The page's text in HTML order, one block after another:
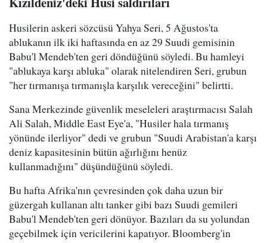
Husilerin askeri sözcüsü Yahya Seri, 5 Ağustos'ta
ablukanın ilk iki haftasında en az 29 Suudi gemisinin
Babu'l Mendeb'ten geri döndüğünü söyledi. Bu hamleyi
"ablukaya karşı abluka" olarak nitelendiren Seri, grubun
"her tırmanışa tırmanışla karşılık vereceğini" belirtti.
Sana Merkezinde güvenlik meseleleri araştırmacısı Salah
Ali Salah, Middle East Eye'a, "Husiler hala tırmanış
yönünde ilerliyor" dedi ve grubun "Suudi Arabistan'a karşı
deniz kapasitesinin bütün ağırlığını henüz
kullanmadığını" düşündüğünü söyledi.
Bu hafta Afrika'nın çevresinden çok daha uzun bir
güzergah kullanan altı tanker gibi bazı Suudi gemileri
Babu'l Mendeb'ten geri dönüyor. Bazıları da su yolundan
geçebilmek için vericilerini kapatıyor. Bloomberg'in